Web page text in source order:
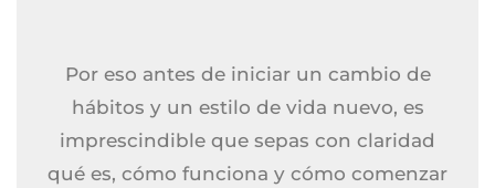
Por eso antes de iniciar un cambio de
hábitos y un estilo de vida nuevo, es
imprescindible que sepas con claridad
qué es, cómo funciona y cómo comenzar